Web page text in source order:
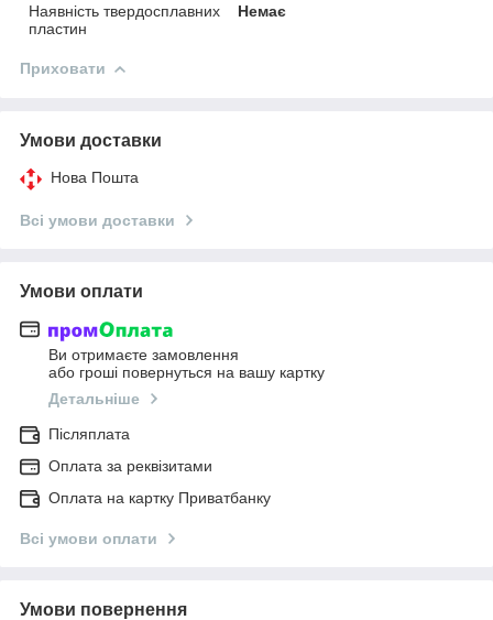
Наявність твердосплавних
пластин
Немає
Приховати
Умови доставки
Нова Пошта
Всі умови доставки
Умови оплати
Ви отримаєте замовлення
або гроші повернуться на вашу картку
Детальніше
Післяплата
Оплата за реквізитами
Оплата на картку Приватбанку
Всі умови оплати
Умови повернення